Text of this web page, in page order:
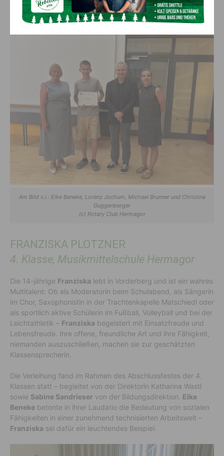
Hilfsbereitschaft – Eigenschaften, die in der heutigen Zeit
besonders gefragt sind.
Am Bild v.l.: Elke Beneke, Lorenz Jochum, Michael Brunner und Christina
Guggenberger
(c) Rotary Club Hermagor
FRANZISKA PLOTZNER
4. Klasse, Musikmittelschule Hermagor
Die 14-jährige Franziska lebt in Vorderberg und ist ein wahres
Multitalent: Ob als Moderatorin beim Schulabend, als Sängerin
im Chor, Saxophonistin in der Trachtenkapelle Matschiedl oder
als sportlich aktive Schülerin im Fußball, Volleyball und bei der
Leichtathletik – Franziska begeistert mit Einsatzfreude und
Lebensfreude. Ihre offene, freundliche Art und ihre Fähigkeit,
niemanden auszuschließen, machen sie zur geschätzten
Klassensprecherin.
Die Verleihung fand im Rahmen des Abschlussfestes der 4.
Klassen statt – begleitet von der Direktorin Katharina Wastl
sowie Sabine Sandrieser von der Bildungsdirektion. Elke
Beneke betonte in ihrer Laudatio die Bedeutung von sozialen
Fähigkeiten in einer zunehmend technisierten Arbeitswelt –
Franziska sei dafür ein leuchtendes Beispiel.